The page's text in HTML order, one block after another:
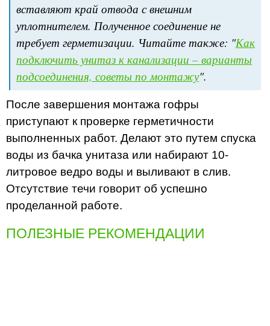
вставляют край отвода с внешним
уплотнителем. Полученное соединение не
требует герметизации. Читайте также: "Как
подключить унитаз к канализации – варианты
подсоединения, советы по монтажу".
После завершения монтажа гофры
приступают к проверке герметичности
выполненных работ. Делают это путем спуска
воды из бачка унитаза или набирают 10-
литровое ведро воды и выливают в слив.
Отсутствие течи говорит об успешно
проделанной работе.
ПОЛЕЗНЫЕ РЕКОМЕНДАЦИИ